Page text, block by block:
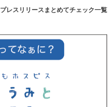
プレスリリースまとめてチェック一覧